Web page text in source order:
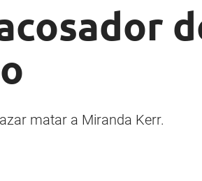
matar a Miranda Kerr.